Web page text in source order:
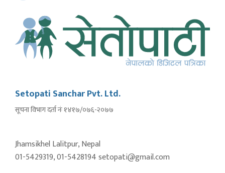
Setopati Sanchar Pvt. Ltd.
सूचना विभाग दर्ता नंः १४१७/०७६-२०७७
Jhamsikhel Lalitpur, Nepal
01-5429319, 01-5428194 setopati@gmail.com